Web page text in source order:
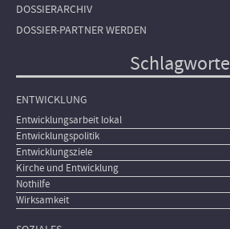
DOSSIERARCHIV
DOSSIER-PARTNER WERDEN
Schlagworte
ENTWICKLUNG
Entwicklungsarbeit lokal
Entwicklungspolitik
Entwicklungsziele
Kirche und Entwicklung
Nothilfe
Wirksamkeit